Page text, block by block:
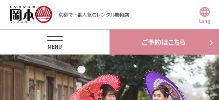
京都で一番人気のレンタル着物店
Lang
ご予約はこちら
MENU